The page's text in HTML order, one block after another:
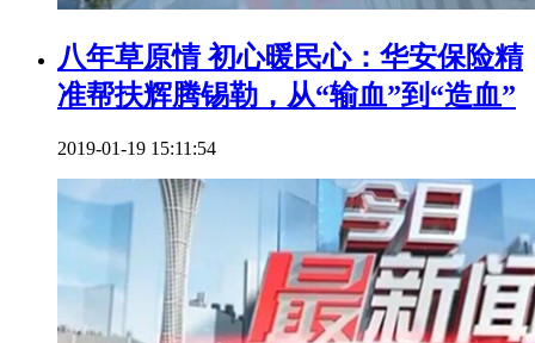
八年草原情 初心暖民心：华安保险精
准帮扶辉腾锡勒，从“输血”到“造血”
2019-01-19 15:11:54